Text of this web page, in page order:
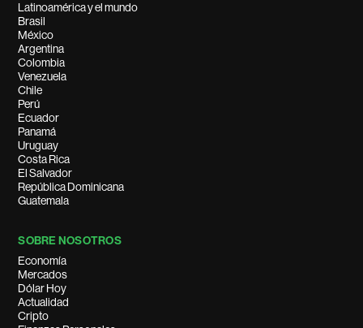
Latinoamérica y el mundo
Brasil
México
Argentina
Colombia
Venezuela
Chile
Perú
Ecuador
Panamá
Uruguay
Costa Rica
El Salvador
República Dominicana
Guatemala
SOBRE NOSOTROS
Economía
Mercados
Dólar Hoy
Actualidad
Cripto